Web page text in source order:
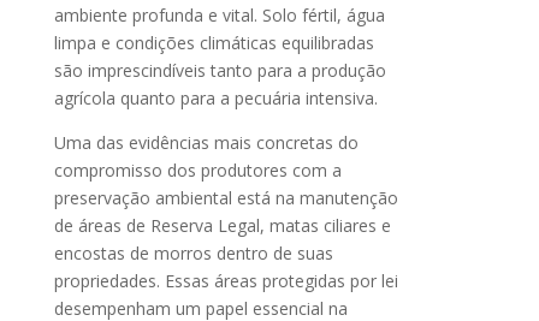
ambiente profunda e vital. Solo fértil, água
limpa e condições climáticas equilibradas
são imprescindíveis tanto para a produção
agrícola quanto para a pecuária intensiva.
Uma das evidências mais concretas do
compromisso dos produtores com a
preservação ambiental está na manutenção
de áreas de Reserva Legal, matas ciliares e
encostas de morros dentro de suas
propriedades. Essas áreas protegidas por lei
desempenham um papel essencial na